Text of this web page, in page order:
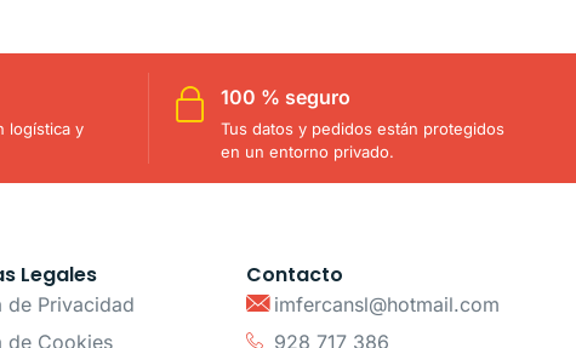
logística y
100 % seguro
Tus datos y pedidos están protegidos
en un entorno privado.
Legales
de Privacidad
de Cookies
Contacto
imfercansl@hotmail.com
928 717 386